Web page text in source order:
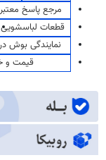
مرجع پاسخ
قطعات لباسشویی
نمایندگی بوش
قیمت و